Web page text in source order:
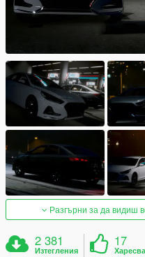
Разгърни за да видиш
2 381
Изтегления
17